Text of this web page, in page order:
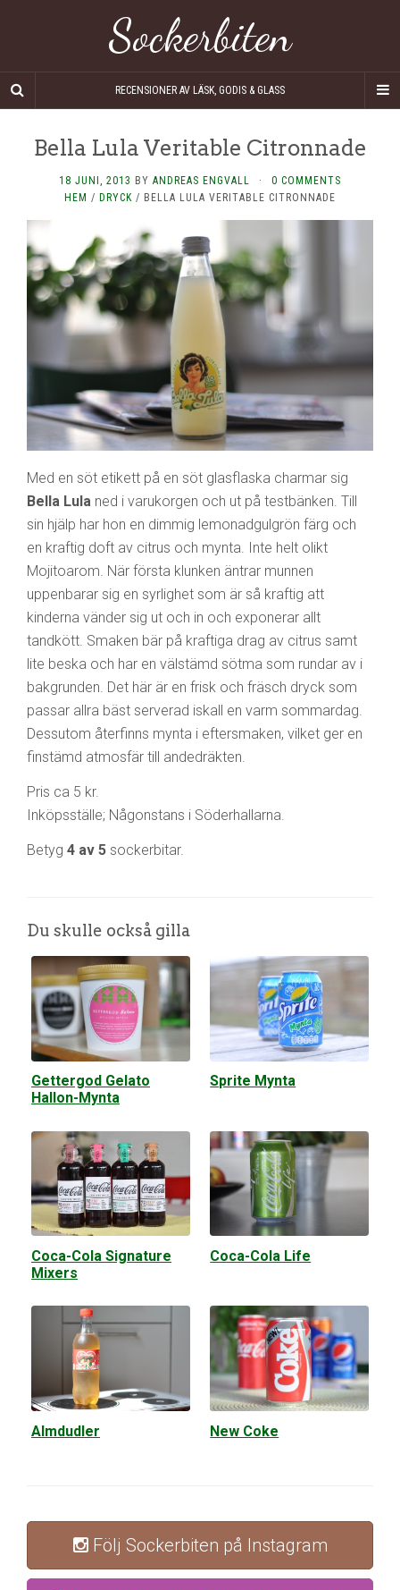
Sockerbiten
RECENSIONER AV LÄSK, GODIS & GLASS
Bella Lula Veritable Citronnade
18 JUNI, 2013 BY ANDREAS ENGVALL ·
0 COMMENTS
HEM / DRYCK / BELLA LULA VERITABLE CITRONNADE
Med en söt etikett på en söt glasflaska charmar sig
Bella Lula ned i varukorgen och ut på testbänken. Till
sin hjälp har hon en dimmig lemonadgulgrön färg och
en kraftig doft av citrus och mynta. Inte helt olikt
Mojitoarom. När första klunken äntrar munnen
uppenbarar sig en syrlighet som är så kraftig att
kinderna vänder sig ut och in och exponerar allt
tandkött. Smaken bär på kraftiga drag av citrus samt
lite beska och har en välstämd sötma som rundar av i
bakgrunden. Det här är en frisk och fräsch dryck som
passar allra bäst serverad iskall en varm sommardag.
Dessutom återfinns mynta i eftersmaken, vilket ger en
finstämd atmosfär till andedräkten.
Pris ca 5 kr.
Inköpsställe; Någonstans i Söderhallarna.
Betyg 4 av 5 sockerbitar.
Du skulle också gilla
Gettergod Gelato
Hallon-Mynta
Sprite Mynta
Coca-Cola Signature
Mixers
Coca-Cola Life
Almdudler New Coke
Följ Sockerbiten på Instagram